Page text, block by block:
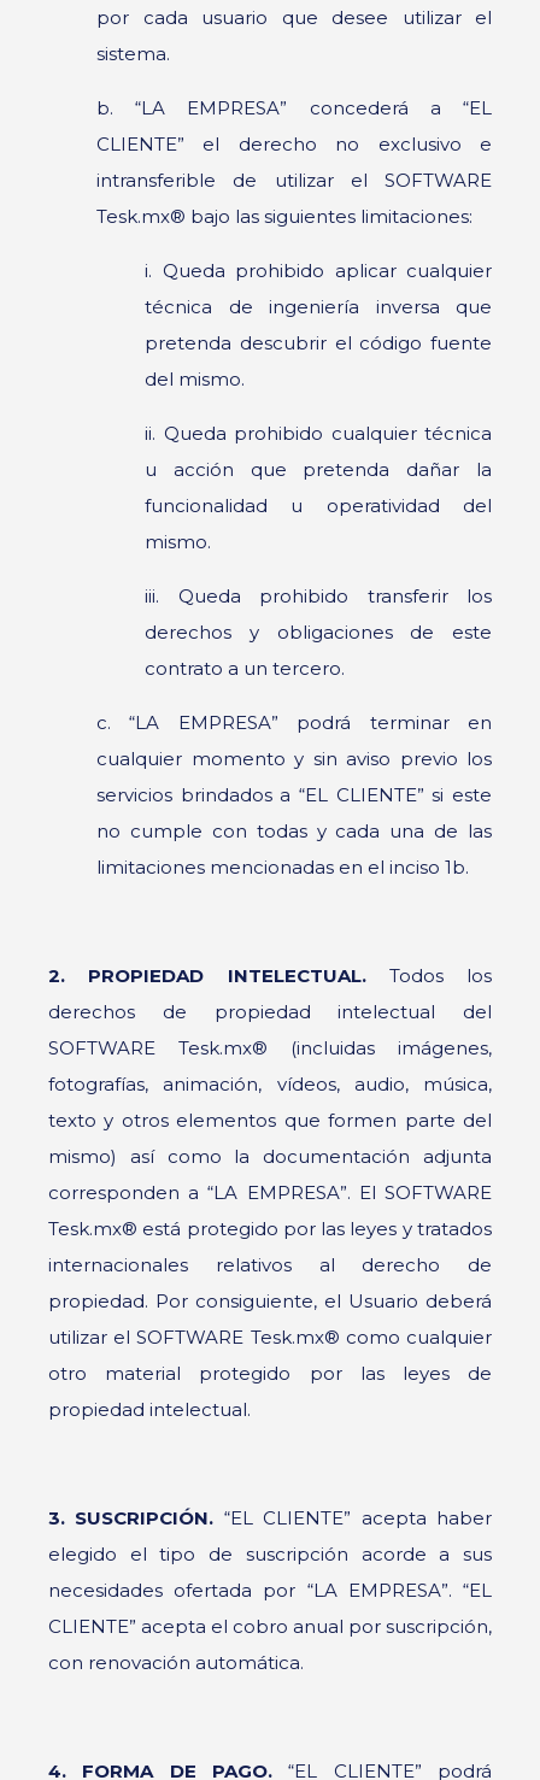
por cada usuario que desee utilizar el
sistema.
b. “LA EMPRESA” concederá a “EL
CLIENTE” el derecho no exclusivo e
intransferible de utilizar el SOFTWARE
Tesk.mx® bajo las siguientes limitaciones:
i. Queda prohibido aplicar cualquier
técnica de ingeniería inversa que
pretenda descubrir el código fuente
del mismo.
ii. Queda prohibido cualquier técnica
u acción que pretenda dañar la
funcionalidad u operatividad del
mismo.
iii. Queda prohibido transferir los
derechos y obligaciones de este
contrato a un tercero.
c. “LA EMPRESA” podrá terminar en
cualquier momento y sin aviso previo los
servicios brindados a “EL CLIENTE” si este
no cumple con todas y cada una de las
limitaciones mencionadas en el inciso 1b.
2. PROPIEDAD INTELECTUAL.Todos los
derechos de propiedad intelectual del
SOFTWARE Tesk.mx® (incluidas imágenes,
fotografías, animación, vídeos, audio, música,
texto y otros elementos que formen parte del
mismo) así como la documentación adjunta
corresponden a “LA EMPRESA”. El SOFTWARE
Tesk.mx® está protegido por las leyes y tratados
internacionales relativos al derecho de
propiedad. Por consiguiente, el Usuario deberá
utilizar el SOFTWARE Tesk.mx® como cualquier
otro material protegido por las leyes de
propiedad intelectual.
3. SUSCRIPCIÓN. “EL CLIENTE” acepta haber
elegido el tipo de suscripción acorde a sus
necesidades ofertada por “LA EMPRESA”. “EL
CLIENTE” acepta el cobro anual por suscripción,
con renovación automática.
4. FORMA DE PAGO. “EL CLIENTE” podrá